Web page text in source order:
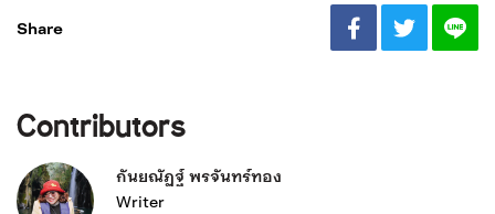
Share
Contributors
กันยณัฏฐ์ พรจันทร์ทอง
Writer